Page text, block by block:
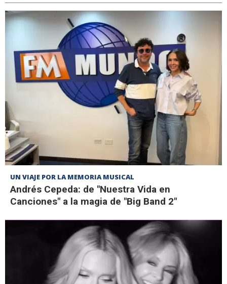
UN VIAJE POR LA MEMORIA MUSICAL
Andrés Cepeda: de "Nuestra Vida en
Canciones" a la magia de "Big Band 2"